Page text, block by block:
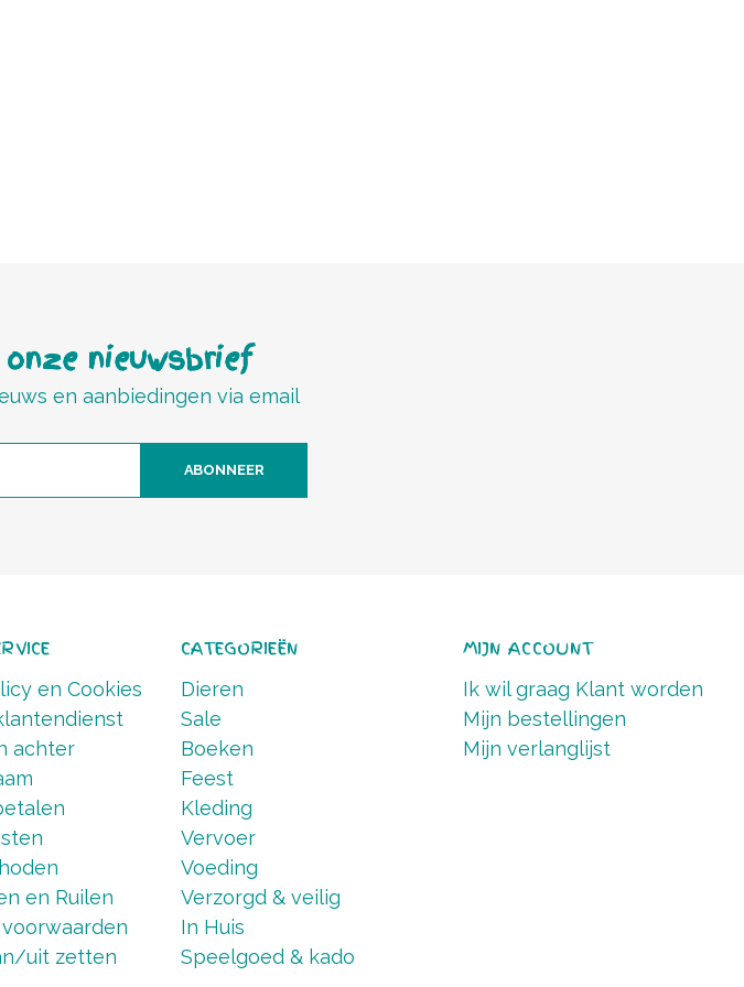
nieuwsbrief
en aanbiedingen via email
ABONNEER
en Cookies
achter
en Ruilen
uit zetten
CATEGORIEËN
Dieren
Sale
Boeken
Feest
Kleding
Vervoer
Voeding
Verzorgd & veilig
In Huis
Speelgoed & kado
MIJN ACCOUNT
Ik wil graag Klant worden
Mijn bestellingen
Mijn verlanglijst